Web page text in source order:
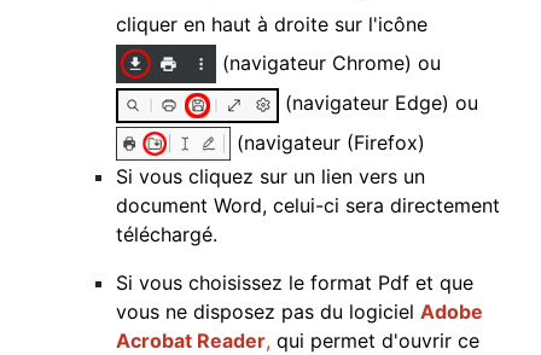
cliquer en haut à droite sur l'icône
(navigateur Chrome) ou
(navigateur Edge) ou
(navigateur (Firefox)
Si vous cliquez sur un lien vers un
document Word, celui-ci sera directement
téléchargé.
Si vous choisissez le format Pdf et que
vous ne disposez pas du logiciel Adobe
Acrobat Reader, qui permet d'ouvrir ce